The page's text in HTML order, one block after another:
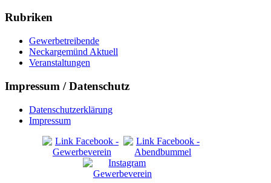
Rubriken
Gewerbetreibende
Neckargemünd Aktuell
Veranstaltungen
Impressum / Datenschutz
Datenschutzerklärung
Impressum